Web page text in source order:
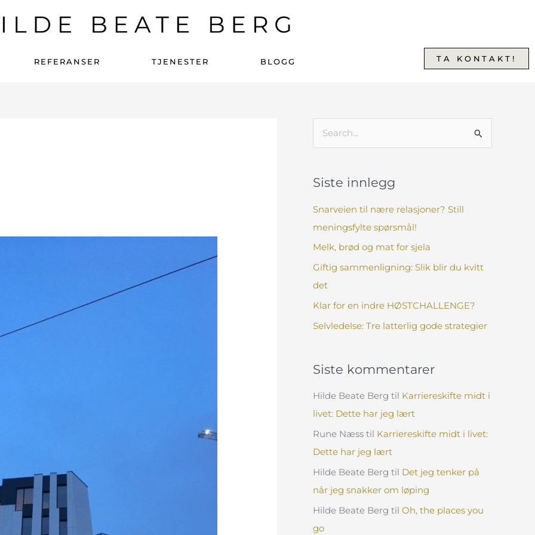
REFERANSER TJENESTER BLOGG TA KONTAKT!
e
t
t
e
Siste innlegg
Snarveien til nære relasjoner? Still
meningsfylte spørsmål!
Melk, brød og mat for sjela
Giftig sammenligning: Slik blir du kvitt
det
Klar for en indre HØSTCHALLENGE?
Selvledelse: Tre latterlig gode strategier
Siste kommentarer
Hilde Beate Berg til Karriereskifte midt i
livet: Dette har jeg lært
Rune Næss til Karriereskifte midt i livet:
Dette har jeg lært
Hilde Beate Berg til Det jeg tenker på
når jeg snakker om løping
Hilde Beate Berg til Oh, the places you
go